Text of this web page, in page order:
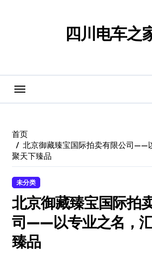
四川电车之
首页
北京御藏臻宝国际拍卖有限公司——
聚天下臻品
未分类
北京御藏臻宝国际拍
司——以专业之名，
臻品